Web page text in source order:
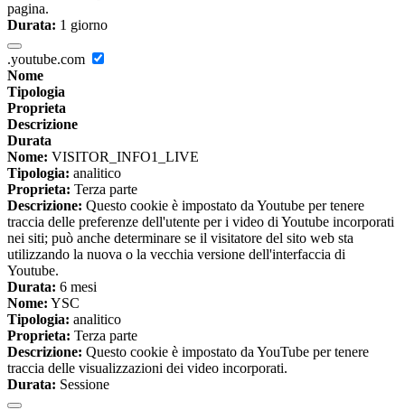
pagina.
Durata: 1 giorno
.youtube.com
Nome
Tipologia
Proprieta
Descrizione
Durata
Nome: VISITOR_INFO1_LIVE
Tipologia: analitico
Proprieta: Terza parte
Descrizione: Questo cookie è impostato da Youtube per tenere
traccia delle preferenze dell'utente per i video di Youtube incorporati
nei siti; può anche determinare se il visitatore del sito web sta
utilizzando la nuova o la vecchia versione dell'interfaccia di
Youtube.
Durata: 6 mesi
Nome: YSC
Tipologia: analitico
Proprieta: Terza parte
Descrizione: Questo cookie è impostato da YouTube per tenere
traccia delle visualizzazioni dei video incorporati.
Durata: Sessione